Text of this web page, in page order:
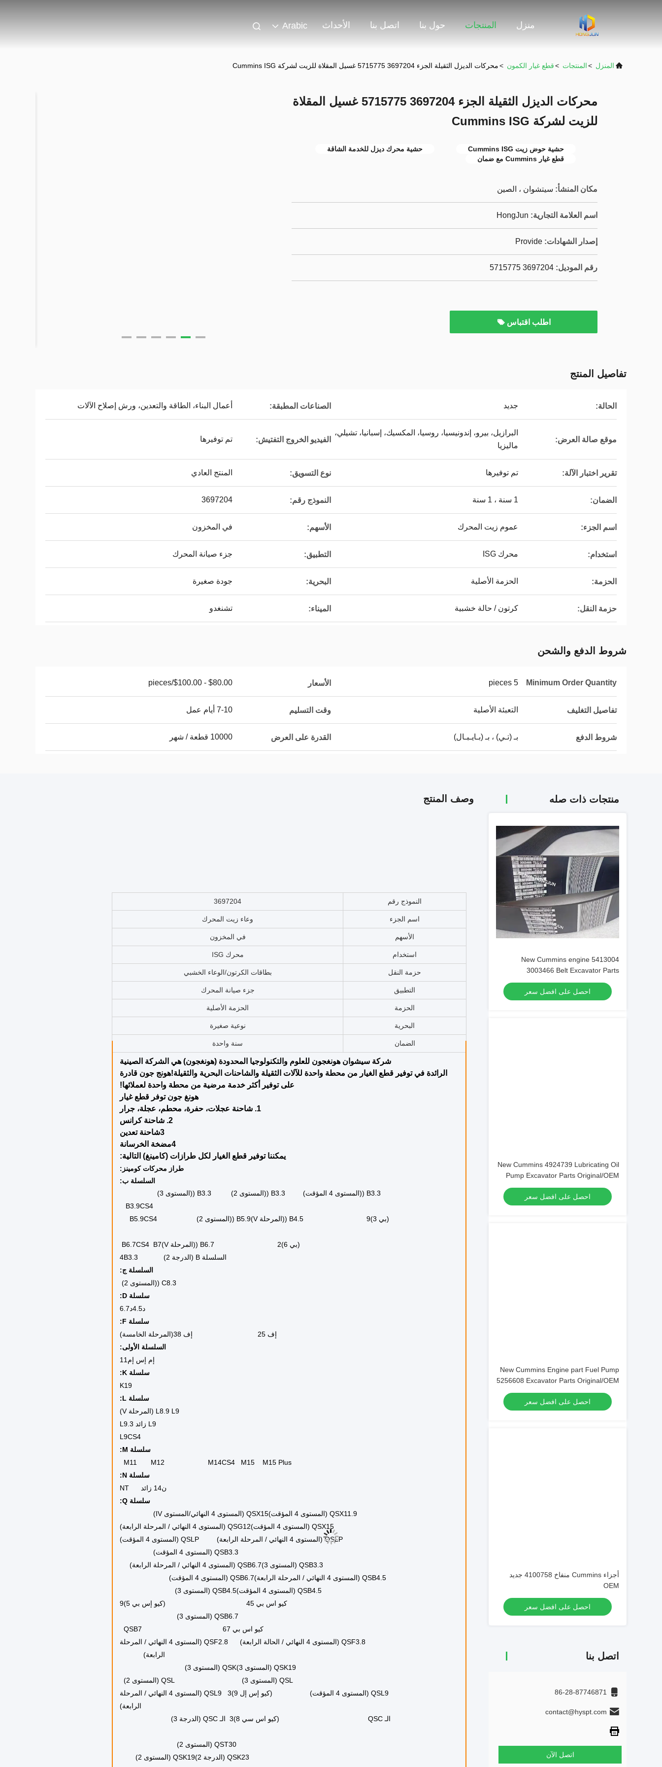
منزل المنتجات حول بنا اتصل بنا الأحداث Arabic
المنزل >المنتجات >قطع غيار الكمون >محركات الديزل الثقيلة الجزء 3697204 5715775 غسيل المقلاة للزيت لشركة Cummins ISG
محركات الديزل الثقيلة الجزء 3697204 5715775 غسيل المقلاة
للزيت لشركة Cummins ISG
حشية حوض زيت Cummins ISG
حشية محرك ديزل للخدمة الشاقة
قطع غيار Cummins مع ضمان
مكان المنشأ: سيتشوان ، الصين
اسم العلامة التجارية: HongJun
إصدار الشهادات: Provide
رقم الموديل: 3697204 5715775
اطلب اقتباس
تفاصيل المنتج
الحالة: جديد الصناعات المطبقة: أعمال البناء، الطاقة والتعدين، ورش إصلاح الآلات
موقع صالة العرض:
البرازيل، بيرو، إندونيسيا، روسيا، المكسيك، إسبانيا، تشيلي،
ماليزيا
الفيديو الخروج التفتيش: تم توفيرها
تقرير اختبار الآلة: تم توفيرها نوع التسويق: المنتج العادي
الضمان: 1 سنة ، 1 سنة النموذج رقم: 3697204
اسم الجزء: عموم زيت المحرك الأسهم: في المخزون
استخدام: محرك ISG التطبيق: جزء صيانة المحرك
الحزمة: الحزمة الأصلية البحرية: جودة صغيرة
حزمة النقل: كرتون / حالة خشبية الميناء: تشنغدو
شروط الدفع والشحن
Minimum Order Quantity
5 pieces الأسعار $80.00 - $100.00/pieces
تفاصيل التغليف التعبئة الأصلية وقت التسليم 7-10 أيام عمل
شروط الدفع بـ (تـي) ، بـ (بـايـبـال) القدرة على العرض 10000 قطعة / شهر
منتجات ذات صله
New Cummins engine 5413004
3003466 Belt Excavator Parts
Original/OEM
احصل على افضل سعر
New Cummins 4924739 Lubricating Oil
Pump Excavator Parts Original/OEM
احصل على افضل سعر
New Cummins Engine part Fuel Pump
5256608 Excavator Parts Original/OEM
احصل على افضل سعر
أجزاء Cummins منفاخ 4100758 جديد
OEM
احصل على افضل سعر
اتصل بنا
86-28-87746871
contact@hyspt.com
اتصل الآن
وصف المنتج
شركة سيشوان هونغجون للعلوم والتكنولوجيا المحدودة (هونغجون) هي الشركة الصينية
الرائدة في توفير قطع الغيار من محطة واحدة للآلات الثقيلة والشاحنات البحرية والثقيلة!هونج جون قادرة
على توفير أكثر خدمة مرضية من محطة واحدة لعملائها!
هونغ جون توفر قطع غيار
2. شاحنة كرانس
يمكننا توفير قطع الغيار لكل طرازات (كامينغ) التالية:
طراز محركات كومينز: